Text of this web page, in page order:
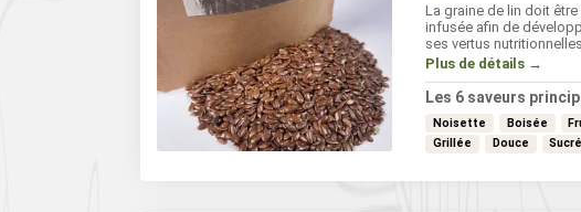
La graine de lin doit
infusée afin de
ses vertus
possède un goût raffiné
Plus de détails →
Les 6 saveurs
Noisette Boisée
Grillée
Douce